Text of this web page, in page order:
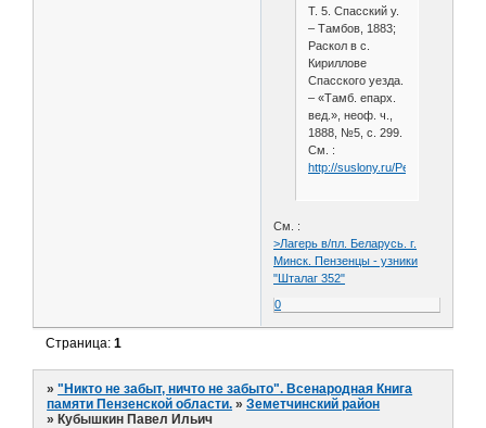
Т. 5. Спасский у.
– Тамбов, 1883;
Раскол в с.
Кириллове
Спасского уезда.
– «Тамб. епарх.
вед.», неоф. ч.,
1888, №5, с. 299.
См. :
http://suslony.ru/Penzagebiet/
См. :
>Лагерь в/пл. Беларусь. г.
Минск. Пензенцы - узники
"Шталаг 352"
0
Страница:1
»"Никто не забыт, ничто не забыто". Всенародная Книга
памяти Пензенской области. »Земетчинский район
»Кубышкин Павел Ильич